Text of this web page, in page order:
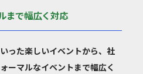
まで幅広く対応
った楽しいイベントから、社
ーマルなイベントまで幅広く